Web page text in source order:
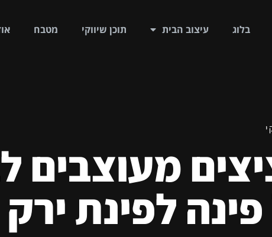
בלוג עיצוב הבית תוכן שיווקי מטבח
מעוצבים
לפינת